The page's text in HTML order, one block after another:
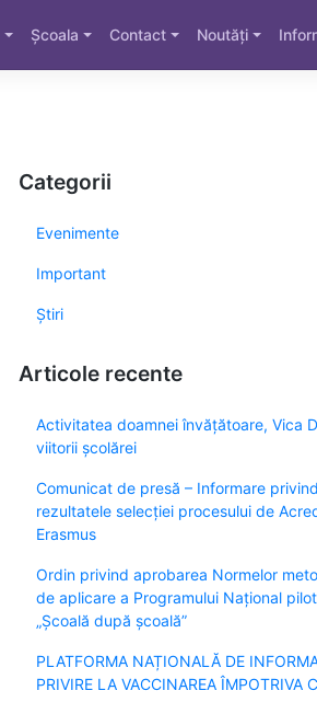
Școala Contact Noutăți
Categorii
Evenimente
Important
Știri
Articole recente
Activitatea doamnei învățătoare, Vica
viitorii școlărei
Comunicat de presă – Informare privind
rezultatele selecției procesului de
Erasmus
Ordin privind aprobarea Normelor
de aplicare a Programului Naţional
„Şcoală după şcoală”
PLATFORMA NAȚIONALĂ DE
PRIVIRE LA VACCINAREA ÎMPOTRIVA